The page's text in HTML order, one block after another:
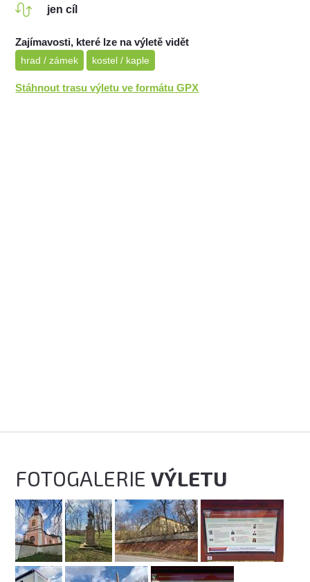
jen cíl
Zajímavosti, které lze na výletě vidět
hrad / zámek kostel / kaple
Stáhnout trasu výletu ve formátu GPX
FOTOGALERIEVÝLETU